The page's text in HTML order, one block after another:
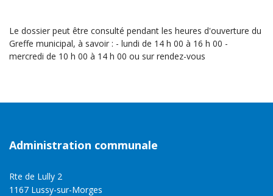
Le dossier peut être consulté pendant les heures d'ouverture du
Greffe municipal, à savoir : - lundi de 14 h 00 à 16 h 00 -
mercredi de 10 h 00 à 14 h 00 ou sur rendez-vous
Administration communale
Rte de Lully 2
1167 Lussy-sur-Morges